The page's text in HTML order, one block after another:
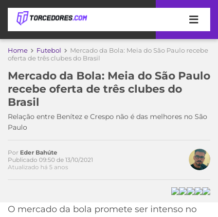
APOSTAS
DE
APOSTA
MELHORES
DE
APOSTAS
2026
BETBOOM
COPA
DO
MUNDO
TIMES
MEU
TIME
PALMEIRAS
CAMPEONATOS
SÉRIE
ESPORTIVA
Home Futebol
Mercado da Bola: Meia do São Paulo recebe
oferta de três clubes do Brasil
Mercado da Bola: Meia do São Paulo
recebe oferta de três clubes do
Brasil
Relação entre Benítez e Crespo não é das melhores no São
Paulo
Por Eder Bahúte
Publicado 09:50 de 13/10/2021
Atualizado há 5 anos
O mercado da bola promete ser intenso no